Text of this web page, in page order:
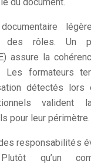
des rôles. Un
assure la
Les formateurs
détectés
valident
pour leur périmètre.
responsabilités
qu’un